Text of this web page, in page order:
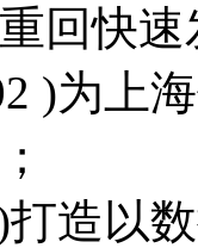
回快
)为上
打造以